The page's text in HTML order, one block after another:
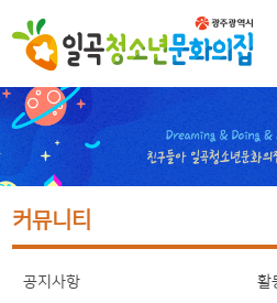
커뮤니티
공지사항 활